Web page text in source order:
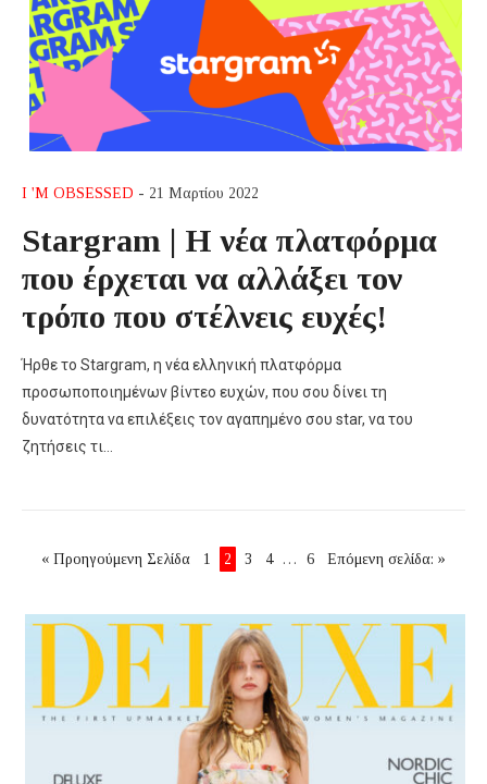
I 'M OBSESSED - 21 Μαρτίου 2022
Stargram | Η νέα πλατφόρμα
που έρχεται να αλλάξει τον
τρόπο που στέλνεις ευχές!
Ήρθε το Stargram, η νέα ελληνική πλατφόρμα
προσωποποιημένων βίντεο ευχών, που σου δίνει τη
δυνατότητα να επιλέξεις τον αγαπημένο σου star, να του
ζητήσεις τι…
« Προηγούμενη Σελίδα 1 2 3 4 … 6 Επόμενη σελίδα: »